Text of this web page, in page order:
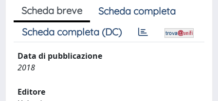
Scheda breve
Scheda completa
Scheda completa (DC)
Data di pubblicazione
2018
Editore